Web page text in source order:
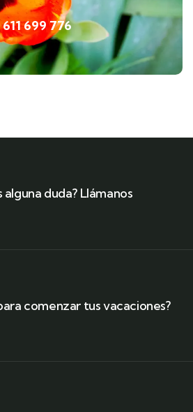
611 699 776
alguna duda? Llámanos
comenzar tus vacaciones?